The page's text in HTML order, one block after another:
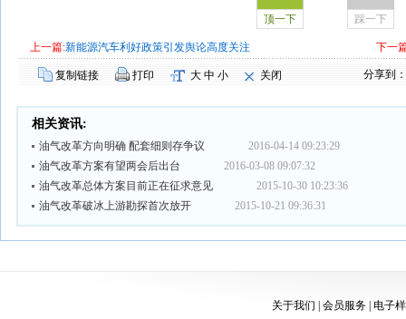
顶一下
踩一下
上一篇:新能源汽车利好政策引发舆论高度关注 下一
复制链接 打印 大 中 小 关闭 分享到：
相关资讯:
油气改革方向明确 配套细则存争议
2016-04-14 09:23:29
油气改革方案有望两会后出台
2016-03-08 09:07:32
油气改革总体方案目前正在征求意见
2015-10-30 10:23:36
油气改革破冰上游勘探首次放开
2015-10-21 09:36:31
关于我们 会员服务| 电子